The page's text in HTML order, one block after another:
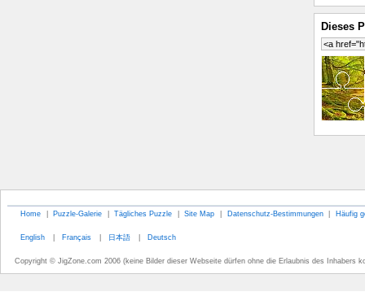
Dieses
Home | Puzzle-Galerie | Tägliches Puzzle | Site Map | Datenschutz-Bestimmungen | Häufig
English | Français | 日本語 | Deutsch
Copyright © JigZone.com 2006 (keine Bilder dieser Webseite dürfen ohne die Erlaubnis des Inhabers